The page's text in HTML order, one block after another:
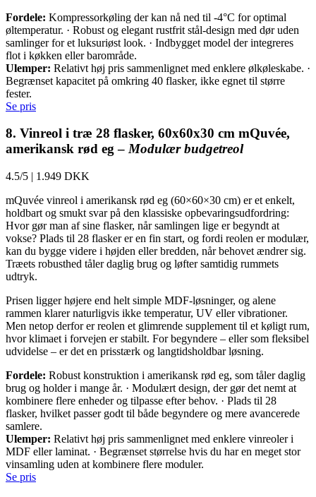
Fordele: Kompressorkøling der kan nå ned til -4°C for optimal
øltemperatur. · Robust og elegant rustfrit stål-design med dør uden
samlinger for et luksuriøst look. · Indbygget model der integreres
flot i køkken eller barområde.
Ulemper: Relativt høj pris sammenlignet med enklere ølkøleskabe. ·
Begrænset kapacitet på omkring 40 flasker, ikke egnet til større
fester.
Se pris
8. Vinreol i træ 28 flasker, 60x60x30 cm mQuvée,
amerikansk rød eg –Modulær budgetreol
4.5/5 | 1.949 DKK
mQuvée vinreol i amerikansk rød eg (60×60×30 cm) er et enkelt,
holdbart og smukt svar på den klassiske opbevaringsudfordring:
Hvor gør man af sine flasker, når samlingen lige er begyndt at
vokse? Plads til 28 flasker er en fin start, og fordi reolen er modulær,
kan du bygge videre i højden eller bredden, når behovet ændrer sig.
Træets robusthed tåler daglig brug og løfter samtidig rummets
udtryk.
Prisen ligger højere end helt simple MDF-løsninger, og alene
rammen klarer naturligvis ikke temperatur, UV eller vibrationer.
Men netop derfor er reolen et glimrende supplement til et køligt rum,
hvor klimaet i forvejen er stabilt. For begyndere – eller som fleksibel
udvidelse – er det en prisstærk og langtidsholdbar løsning.
Fordele: Robust konstruktion i amerikansk rød eg, som tåler daglig
brug og holder i mange år. · Modulært design, der gør det nemt at
kombinere flere enheder og tilpasse efter behov. · Plads til 28
flasker, hvilket passer godt til både begyndere og mere avancerede
samlere.
Ulemper: Relativt høj pris sammenlignet med enklere vinreoler i
MDF eller laminat. · Begrænset størrelse hvis du har en meget stor
vinsamling uden at kombinere flere moduler.
Se pris